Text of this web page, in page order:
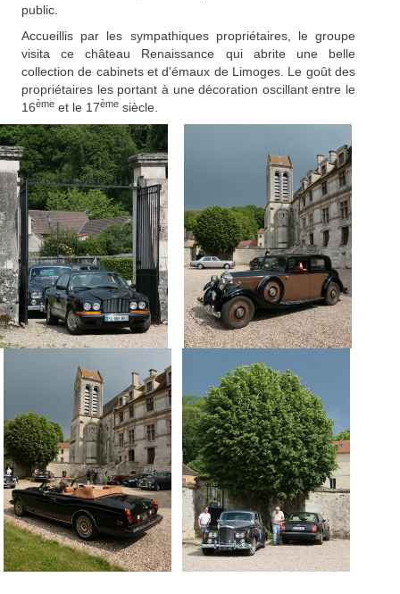
public.
Accueillis par les sympathiques propriétaires, le groupe
visita ce château Renaissance qui abrite une belle
collection de cabinets et d'émaux de Limoges. Le goût des
propriétaires les portant à une décoration oscillant entre le
16ème et le 17ème siècle.